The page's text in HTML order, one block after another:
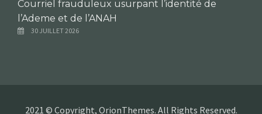
Courriel frauduleux usurpant l’identité de
l’Ademe et de l’ANAH
30 JUILLET 2026
2021 © Copyright, OrionThemes. All Rights Reserved.